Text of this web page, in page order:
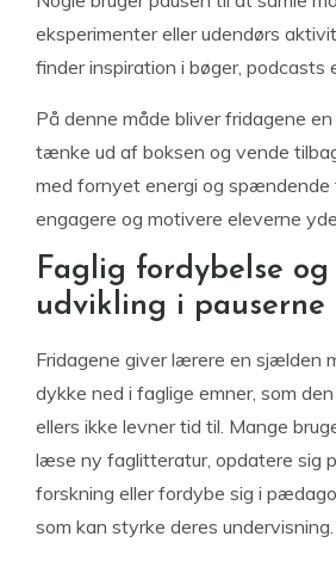
eksperimenter eller udendørs
finder inspiration i bøger, podcasts
På denne måde bliver fridagene
tænke ud af boksen og vende
med fornyet energi og spændende
engagere og motivere eleverne
Faglig fordybelse
udvikling i pauserne
Fridagene giver lærere en sjælden
dykke ned i faglige emner, som
ellers ikke levner tid til. Mange
læse ny faglitteratur, opdatere sig
forskning eller fordybe sig i
som kan styrke deres undervisning.